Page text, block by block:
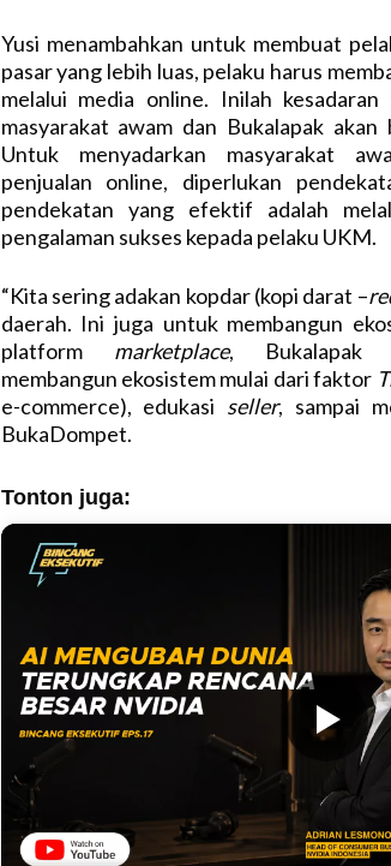
Yusi menambahkan untuk membuat
pasar yang lebih luas, pelaku harus
melalui media online. Inilah
masyarakat awam dan Bukalapak
Untuk menyadarkan masyarakat
penjualan online, diperlukan
pendekatan yang efektif adalah
pengalaman sukses kepada pelaku UKM.
“Kita sering adakan kopdar (kopi darat –
daerah. Ini juga untuk membangun
platform marketplace, Bukalapak
membangun ekosistem mulai dari faktor
e-commerce), edukasi seller, sampai
BukaDompet.
Tonton juga: